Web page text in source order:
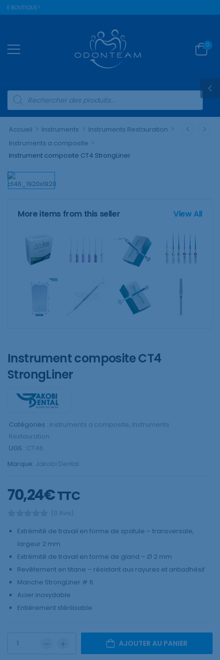
BOUTIQUE !
0
Accueil > Instruments > Instruments Restauration >
Instruments a composite >
Instrument composite CT4 StrongLiner
More items from this seller View All
Instrument composite CT4
StrongLiner
Catégories : Instruments a composite, Instruments
Restauration
UGS : CT46
Marque: Jakobi Dental
70,24€TTC
(0 Avis)
Extrémité de travail en forme de spatule – transversale,
largeur 2 mm
Extrémité de travail en forme de gland – Ø 2 mm
Revêtement en titane – résistant aux rayures et antiadhésif
Manche StrongLiner # 6
Acier inoxydable
Entièrement stérilisable
AJOUTER AU PANIER